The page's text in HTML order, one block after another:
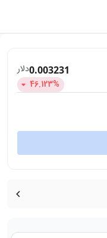
0.003231دلار
46.123%